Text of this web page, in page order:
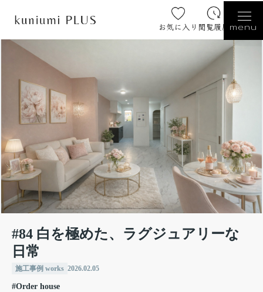
お気に入り 閲覧履歴 menu
#84 白を極めた、ラグジュアリーな
日常
施工事例 works 2026.02.05
#Order house